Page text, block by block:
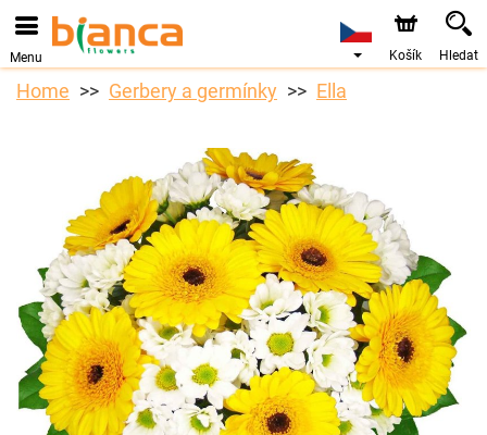
Menu Košík Hledat
Home Gerbery a germínky Ella